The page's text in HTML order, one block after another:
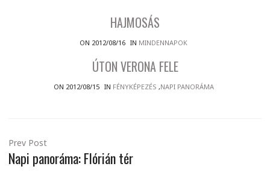
HAJMOSÁS
ON 2012/08/16 IN MINDENNAPOK
ÚTON VERONA FELE
ON 2012/08/15 IN FÉNYKÉPEZÉS ,NAPI PANORÁMA
Prev Post
Napi panoráma: Flórián tér